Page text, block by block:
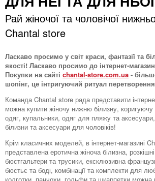
Рай жіночої та чоловічої
Chantal store
Ласкаво просимо у світ краси, фантазії та
якості! Ласкаво просимо до інтернет-
Покупки на сайті chantal-store.com.ua -
шопінг, це інтригуючий ритуал
Команда Chantal store рада представити
можна купити жіночу нижню білизну,
одяг, купальники, одяг для пляжу та
білизни та аксесуари для чоловіків!
Крім класичних моделей, в інтернет-магазині
представлена ​​еротична жіноча білизна,
бюстгальтери та трусики, ексклюзивна
бюстьє та боді, комбінації та комплекти для
колготки, панчохи, гольфи та шкарпетки можна